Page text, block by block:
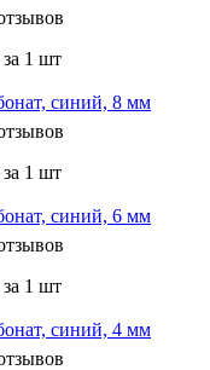
1 шт
синий, 8 мм
1 шт
синий, 6 мм
1 шт
синий, 4 мм